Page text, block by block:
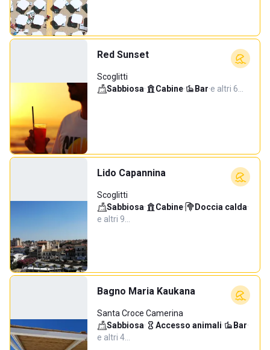
Red Sunset
Scoglitti
Sabbiosa· Cabine· Bar·e altri 6…
Lido Capannina
Scoglitti
Sabbiosa· Cabine· Doccia calda·
e altri 9…
Bagno Maria Kaukana
Santa Croce Camerina
Sabbiosa· Accesso animali· Bar·
e altri 4…